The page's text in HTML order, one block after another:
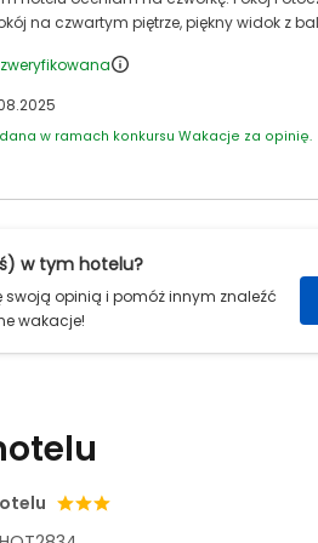
na czwartym piętrze, piękny widok z
w ramach konkursu Wakacje za opinię.
w tym hotelu?
swoją opinią i pomóż innym znaleźć
wakacje!